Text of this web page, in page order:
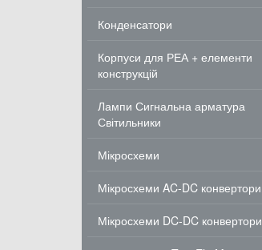
Конденсатори
Корпуси для РЕА + елементи
конструкцій
Лампи Сигнальна арматура
Світильники
Мікросхеми
Мікросхеми AC-DC конвертори
Мікросхеми DC-DC конвертори